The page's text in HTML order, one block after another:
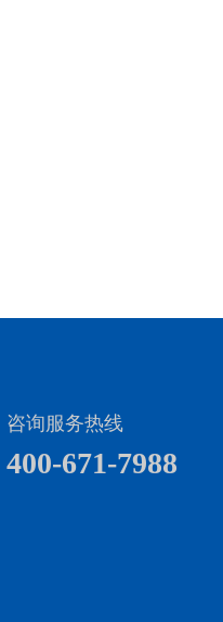
咨询服务热线
400-671-7988